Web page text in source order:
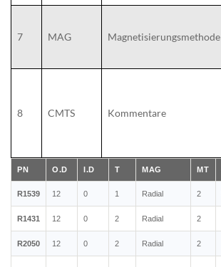
7 MAG Magnetisierungsmethode
8 CMTS Kommentare
PN O.D I.D T MAG MT
R1539 12 0 1 Radial 2
R1431 12 0 2 Radial 2
R2050 12 0 2 Radial 2